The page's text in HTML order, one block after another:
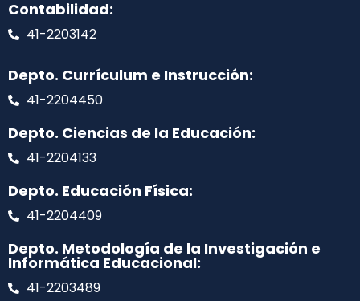
Contabilidad:
41-2203142
Depto. Currículum e Instrucción:
41-2204450
Depto. Ciencias de la Educación:
41-2204133
Depto. Educación Física:
41-2204409
Depto. Metodología de la Investigación e
Informática Educacional:
41-2203489